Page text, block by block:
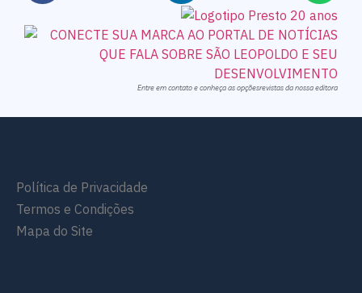
Entre em contato e conheça as opçõesrevistas da nossa editora
Política de Privacidade
Termos e Condições
Mapa do Site